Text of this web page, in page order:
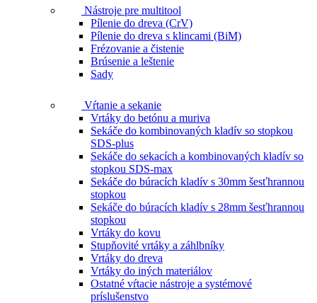
Nástroje pre multitool
Pílenie do dreva (CrV)
Pílenie do dreva s klincami (BiM)
Frézovanie a čistenie
Brúsenie a leštenie
Sady
Vŕtanie a sekanie
Vrtáky do betónu a muriva
Sekáče do kombinovaných kladív so stopkou
SDS-plus
Sekáče do sekacích a kombinovaných kladív so
stopkou SDS-max
Sekáče do búracích kladív s 30mm šesťhrannou
stopkou
Sekáče do búracích kladív s 28mm šesťhrannou
stopkou
Vrtáky do kovu
Stupňovité vrtáky a záhlbníky
Vrtáky do dreva
Vrtáky do iných materiálov
Ostatné vŕtacie nástroje a systémové
príslušenstvo